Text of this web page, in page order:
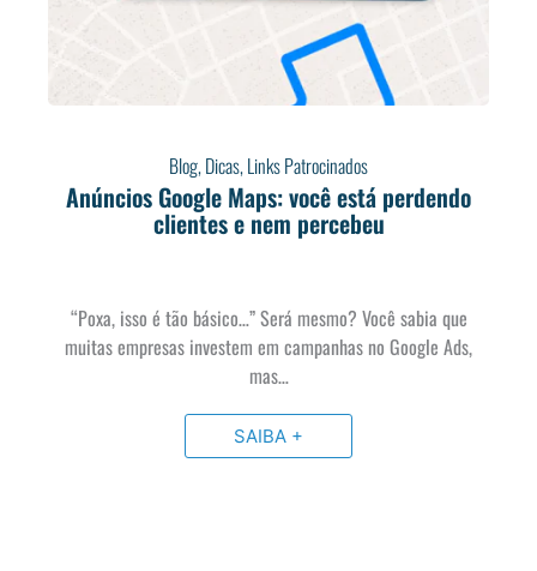
Blog,Dicas,Links Patrocinados
Anúncios Google Maps: você está perdendo
clientes e nem percebeu
“Poxa, isso é tão básico…” Será mesmo? Você sabia que
muitas empresas investem em campanhas no Google Ads,
mas…
SAIBA +